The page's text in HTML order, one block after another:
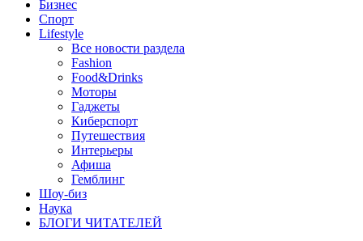
Бизнес
Спорт
Lifestyle
Все новости раздела
Fashion
Food&Drinks
Моторы
Гаджеты
Киберспорт
Путешествия
Интерьеры
Афиша
Гемблинг
Шоу-биз
Наука
БЛОГИ ЧИТАТЕЛЕЙ